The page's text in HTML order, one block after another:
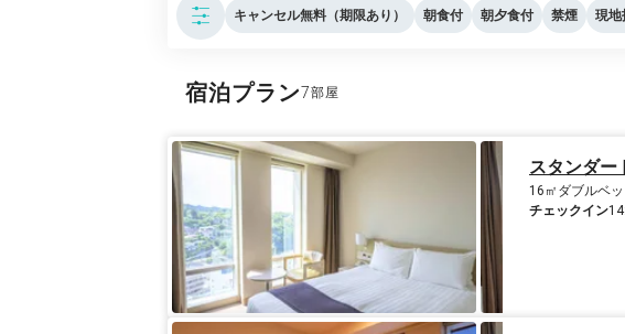
キャンセル無料（期限あり） 朝食付 朝夕食付 禁煙 現地
宿泊プラン7
スタンダー
16㎡ ダブルベ
チェックイン